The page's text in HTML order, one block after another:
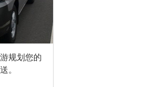
规划您的
。